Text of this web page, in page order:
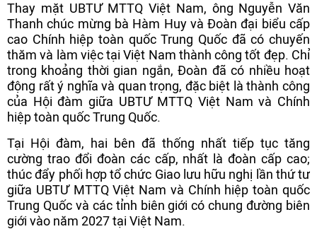
Thay mặt UBTƯ MTTQ Việt Nam, ông Nguyễn Văn
Thanh chúc mừng bà Hàm Huy và Đoàn đại biểu cấp
cao Chính hiệp toàn quốc Trung Quốc đã có chuyến
thăm và làm việc tại Việt Nam thành công tốt đẹp. Chỉ
trong khoảng thời gian ngắn, Đoàn đã có nhiều hoạt
động rất ý nghĩa và quan trọng, đặc biệt là thành công
của Hội đàm giữa UBTƯ MTTQ Việt Nam và Chính
hiệp toàn quốc Trung Quốc.
Tại Hội đàm, hai bên đã thống nhất tiếp tục tăng
cường trao đổi đoàn các cấp, nhất là đoàn cấp cao;
thúc đẩy phối hợp tổ chức Giao lưu hữu nghị lần thứ tư
giữa UBTƯ MTTQ Việt Nam và Chính hiệp toàn quốc
Trung Quốc và các tỉnh biên giới có chung đường biên
giới vào năm 2027 tại Việt Nam.